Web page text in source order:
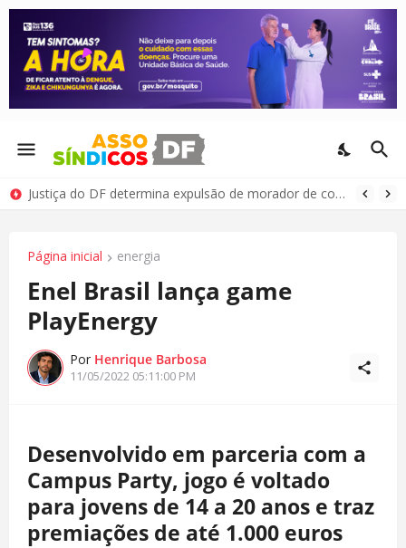
Justiça do DF determina expulsão de morador de condomínio por comportamento antissocial
Página inicial energia
Enel Brasil lança game
PlayEnergy
Por Henrique Barbosa
11/05/2022 05:11:00 PM
Desenvolvido em parceria com a
Campus Party, jogo é voltado
para jovens de 14 a 20 anos e traz
premiações de até 1.000 euros